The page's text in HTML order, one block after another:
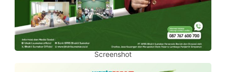
Screenshot